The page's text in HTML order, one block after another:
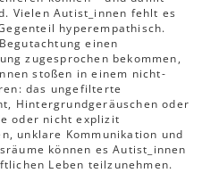
Vielen Autist_innen fehlt es
hyperempathisch.
einen
zugesprochen bekommen,
stoßen in einem nicht-
das ungefilterte
Hintergrundgeräuschen oder
oder nicht explizit
unklare Kommunikation und
können es Autist_innen
Leben teilzunehmen.